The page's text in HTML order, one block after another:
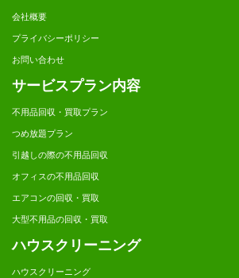
会社概要
プライバシーポリシー
お問い合わせ
サービスプラン内容
不用品回収・買取プラン
つめ放題プラン
引越しの際の不用品回収
オフィスの不用品回収
エアコンの回収・買取
大型不用品の回収・買取
ハウスクリーニング
ハウスクリーニング